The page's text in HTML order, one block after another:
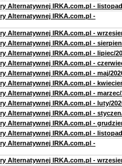
Alternatywnej IRKA.com.pl -
Alternatywnej IRKA.com.pl -
Alternatywnej IRKA.com.pl -
Alternatywnej IRKA.com.pl -
Alternatywnej IRKA.com.pl - lipiec/
Alternatywnej IRKA.com.pl -
Alternatywnej IRKA.com.pl - maj/
Alternatywnej IRKA.com.pl -
Alternatywnej IRKA.com.pl - marzec/
Alternatywnej IRKA.com.pl - luty/
Alternatywnej IRKA.com.pl -
Alternatywnej IRKA.com.pl -
Alternatywnej IRKA.com.pl -
Alternatywnej IRKA.com.pl -
Alternatywnej IRKA.com.pl -